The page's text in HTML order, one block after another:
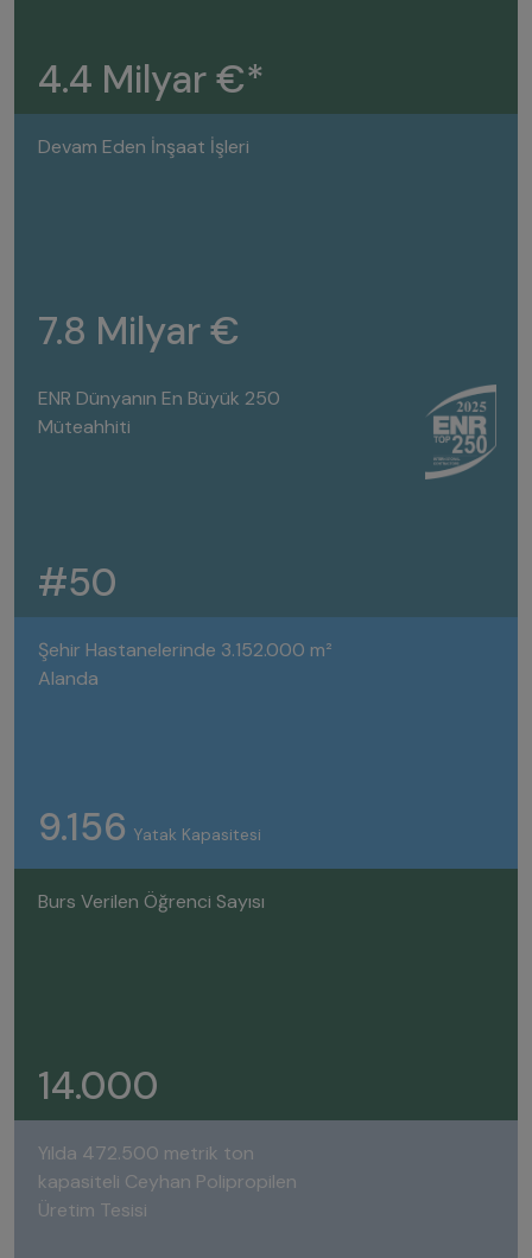
4.4 Milyar €*
Devam Eden İnşaat İşleri
7.8 Milyar €
ENR Dünyanın En Büyük 250
Müteahhiti
#50
Şehir Hastanelerinde 3.152.000 m²
Alanda
9.156 Yatak Kapasitesi
Burs Verilen Öğrenci Sayısı
14.000
Yılda 472.500 metrik ton
kapasiteli Ceyhan Polipropilen
Üretim Tesisi